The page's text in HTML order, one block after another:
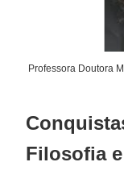
Professora Doutora
Filosofia